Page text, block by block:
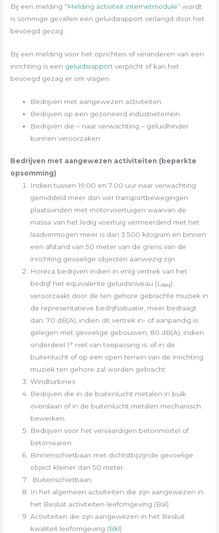
Bij een melding “Melding activiteit internetmodule” wordt
is sommige gevallen een geluidsrapport verlangd door het
bevoegd gezag.
Bij een melding voor het oprichten of veranderen van een
inrichting is een geluidsrapport verplicht of kan het
bevoegd gezag er om vragen.
Bedrijven met aangewezen activiteiten.
Bedrijven op een gezoneerd industrieterrein.
Bedrijven die – naar verwachting – geluidhinder
kunnen veroorzaken
Bedrijven met aangewezen activiteiten (beperkte
opsomming)
Indien tussen 19.00 en 7.00 uur naar verwachting
gemiddeld meer dan vier transportbewegingen
plaatsvinden met motorvoertuigen waarvan de
massa van het ledig voertuig vermeerderd met het
laadvermogen meer is dan 3.500 kilogram en binnen
een afstand van 50 meter van de grens van de
inrichting gevoelige objecten aanwezig zijn.
Horeca bedrijven indien in enig vertrek van het
bedrijf het equivalente geluidsniveau (L Aeq)
veroorzaakt door de ten gehore gebrachte muziek in
de representatieve bedrijfssituatie, meer bedraagt
dan: 70 dB(A), indien dit vertrek in- of aanpandig is
gelegen met gevoelige gebouwen; 80 dB(A), indien
onderdeel 1° niet van toepassing is; of in de
buitenlucht of op een open terrein van de inrichting
muziek ten gehore zal worden gebracht.
Windturbines
Bedrijven die in de buitenlucht metalen in bulk
overslaan of in de buitenlucht metalen mechanisch
bewerken.
Bedrijven voor het vervaardigen betonmortel of
betonwaren.
Binnenschietbaan met dichtstbijzijnde gevoelige
object kleiner dan 50 meter.
Buitenschietbaan.
In het algemeen activiteiten die zijn aangewezen in
het Besluit activiteiten leefomgeving (Bal)
Activiteiten die zijn aangewezen in het Besluit
kwaliteit leefomgeving (Bkl).